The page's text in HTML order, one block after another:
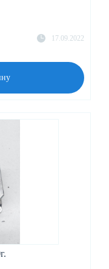
17.09.2022